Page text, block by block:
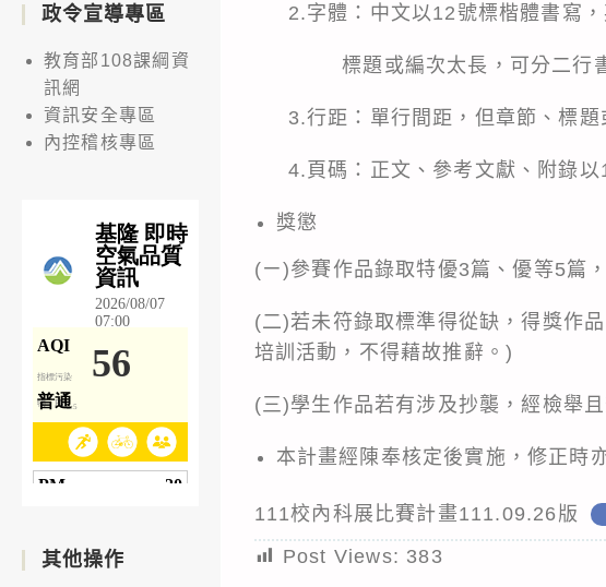
2.字體：中文以12號標楷體書寫，
標題或編次太長，可分二行書寫
3.行距：單行間距，但章節、標題
4.頁碼：正文、參考文獻、附錄以
獎懲
(ㄧ)參賽作品錄取特優3篇、優等5篇
(二)若未符錄取標準得從缺，得獎作
培訓活動，不得藉故推辭。)
(三)學生作品若有涉及抄襲，經檢舉
本計畫經陳奉核定後實施，修正時
111校內科展比賽計畫111.09.26版
Post Views: 383
政令宣導專區
教育部108課綱資
訊網
資訊安全專區
內控稽核專區
其他操作